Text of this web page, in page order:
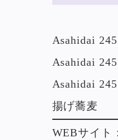
Asahidai
Asahidai
Asahidai
揚げ蕎麦
WEBサイト